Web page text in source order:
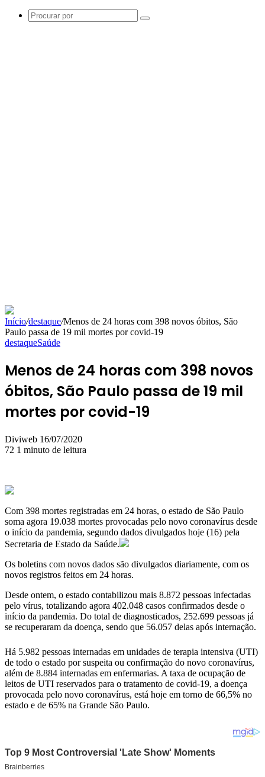
Procurar
Início/destaque/Menos de 24 horas com 398 novos óbitos, São
Paulo passa de 19 mil mortes por covid-19
destaqueSaúde
Menos de 24 horas com 398 novos
óbitos, São Paulo passa de 19 mil
mortes por covid-19
Diviweb Mande
um
16/07/2020
72 1 minuto de leitura
Com 398 mortes registradas em 24 horas, o estado de São Paulo
soma agora 19.038 mortes provocadas pelo novo coronavírus desde
o início da pandemia, segundo dados divulgados hoje (16) pela
Secretaria de Estado da Saúde.
Os boletins com novos dados são divulgados diariamente, com os
novos registros feitos em 24 horas.
Desde ontem, o estado contabilizou mais 8.872 pessoas infectadas
pelo vírus, totalizando agora 402.048 casos confirmados desde o
início da pandemia. Do total de diagnosticados, 252.699 pessoas já
se recuperaram da doença, sendo que 56.057 delas após internação.
Há 5.982 pessoas internadas em unidades de terapia intensiva (UTI)
de todo o estado por suspeita ou confirmação do novo coronavírus,
além de 8.884 internadas em enfermarias. A taxa de ocupação de
leitos de UTI reservados para o tratamento de covid-19, a doença
provocada pelo novo coronavírus, está hoje em torno de 66,5% no
estado e de 65% na Grande São Paulo.